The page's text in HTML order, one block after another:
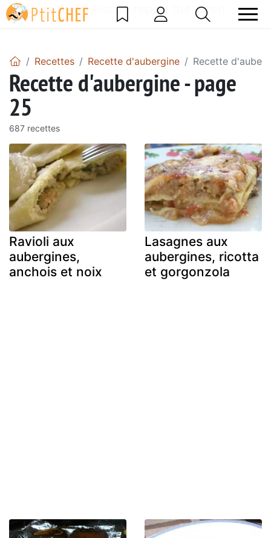
DataBase Error! Please report the error!
Recettes Recette d'aubergine Recette
Recette d'aubergine - page
25
687 recettes
Ravioli aux
aubergines,
anchois et noix
Lasagnes aux
aubergines, ricotta
et gorgonzola